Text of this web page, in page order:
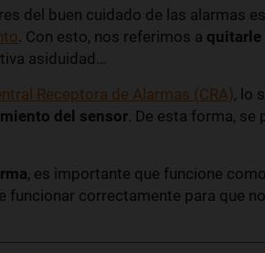
del buen cuidado de las alarmas
. Con esto, nos referimos a quitarle
asiduidad…
Receptora de Alarmas (CRA), lo
del sensor. De esta forma,
, es importante que funcione
funcionar correctamente para que